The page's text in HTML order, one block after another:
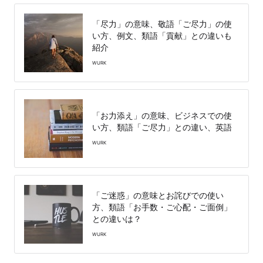
「尽力」の意味、敬語「ご尽力」の使
い方、例文、類語「貢献」との違いも
紹介
WURK
「お力添え」の意味、ビジネスでの使
い方、類語「ご尽力」との違い、英語
WURK
「ご迷惑」の意味とお詫びでの使い
方、類語「お手数・ご心配・ご面倒」
との違いは？
WURK